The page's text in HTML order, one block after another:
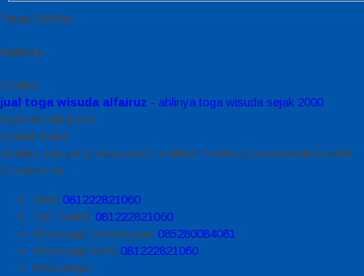
Tutup Sidebar
Gallery
Sidebar
jual toga wisuda alfairuz - ahlinya toga wisuda sejak 2000
toga wisuda juara
Kontak Kami
Apabila ada yang ditanyakan, silahkan hubungi kami melalui kontak
di bawah ini.
SMS 081222821060
Call Center 081222821060
Whatsapp Pemesanan 085280084081
Whatsapp Syifa 081222821060
Messenger